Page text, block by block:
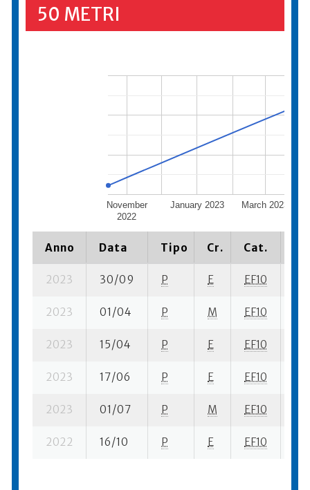
50 METRI
November
2022
January 2023 March 2023
Anno Data Tipo Cr. Cat.
2023 30/09 P E EF10
2023 01/04 P M EF10
2023 15/04 P E EF10
2023 17/06 P E EF10
2023 01/07 P M EF10
2022 16/10 P E EF10